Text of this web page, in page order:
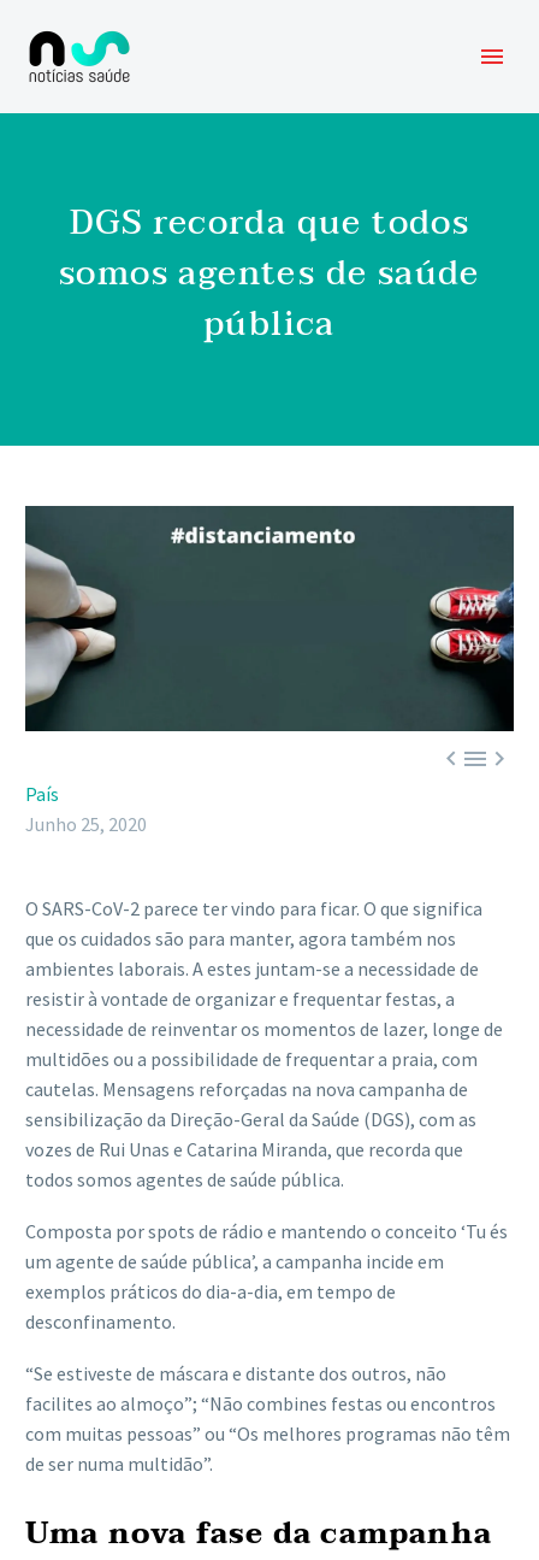
DGS recorda que todos
somos agentes de saúde
pública

País
Junho 25, 2020
O SARS-CoV-2 parece ter vindo para ficar. O que significa
que os cuidados são para manter, agora também nos
ambientes laborais. A estes juntam-se a necessidade de
resistir à vontade de organizar e frequentar festas, a
necessidade de reinventar os momentos de lazer, longe de
multidões ou a possibilidade de frequentar a praia, com
cautelas. Mensagens reforçadas na nova campanha de
sensibilização da Direção-Geral da Saúde (DGS), com as
vozes de Rui Unas e Catarina Miranda, que recorda que
todos somos agentes de saúde pública.
Composta por spots de rádio e mantendo o conceito ‘Tu és
um agente de saúde pública’, a campanha incide em
exemplos práticos do dia-a-dia, em tempo de
desconfinamento.
“Se estiveste de máscara e distante dos outros, não
facilites ao almoço”; “Não combines festas ou encontros
com muitas pessoas” ou “Os melhores programas não têm
de ser numa multidão”.
Uma nova fase da campanha